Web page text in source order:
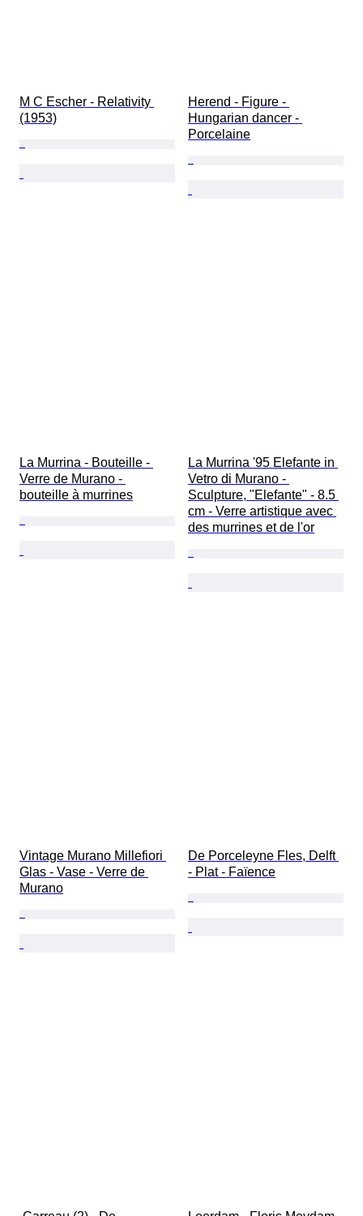
M C Escher - Relativity
(1953)
Herend - Figure -
Hungarian dancer -
Porcelaine
La Murrina - Bouteille -
Verre de Murano -
bouteille à murrines
La Murrina '95 Elefante in
Vetro di Murano -
Sculpture, "Elefante" - 8.5
cm - Verre artistique avec
des murrines et de l'or
Vintage Murano Millefiori
Glas - Vase - Verre de
Murano
De Porceleyne Fles, Delft
- Plat - Faïence